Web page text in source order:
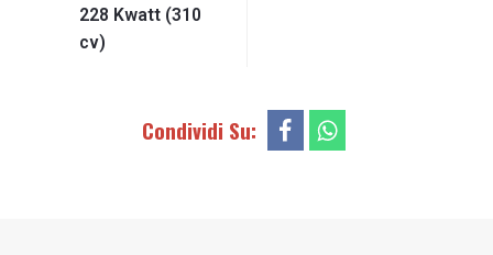
228 Kwatt(310
cv)
Condividi Su: